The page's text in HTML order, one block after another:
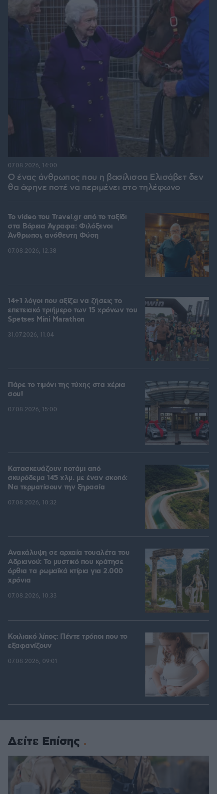
Ο ένας άνθρωπος που η βασίλισσα Ελισάβετ δεν
θα άφηνε ποτέ να περιμένει στο τηλέφωνο
07.08.2026, 14:00
To video του Travel.gr από το ταξίδι
στα Βόρεια Άγραφα: Φιλόξενοι
Άνθρωποι, ανόθευτη Φύση
07.08.2026, 12:38
14+1 λόγοι που αξίζει να ζήσεις το
επετειακό τριήμερο των 15 χρόνων του
Spetses Mini Marathon
31.07.2026, 11:04
Πάρε το τιμόνι της τύχης στα χέρια
σου!
07.08.2026, 15:00
Κατασκευάζουν ποτάμι από
σκυρόδεμα 145 χλμ. με έναν σκοπό:
Να τερματίσουν την ξηρασία
07.08.2026, 10:32
Ανακάλυψη σε αρχαία τουαλέτα του
Αδριανού: Το μυστικό που κράτησε
όρθια τα ρωμαϊκά κτίρια για 2.000
χρόνια
07.08.2026, 10:33
Κοιλιακό λίπος: Πέντε τρόποι που το
εξαφανίζουν
07.08.2026, 09:01
Δείτε Επίσης